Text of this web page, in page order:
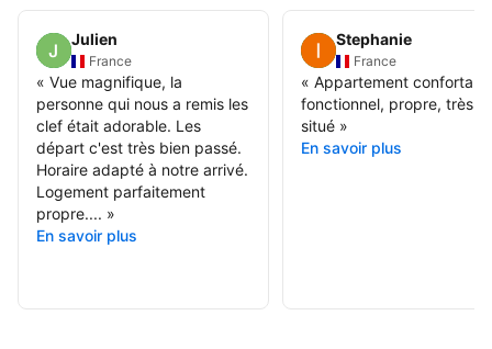
Julien
France
« Vue magnifique, la
personne qui nous a remis les
clef était adorable. Les
départ c'est très bien passé.
Horaire adapté à notre arrivé.
Logement parfaitement
propre.... »
En savoir plus
Stephanie
France
« Appartement
fonctionnel, propre, très
situé»
En savoir plus